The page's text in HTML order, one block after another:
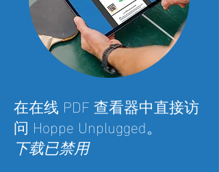
在在线 PDF 查看器中直接访
问 Hoppe Unplugged。
下载已禁用